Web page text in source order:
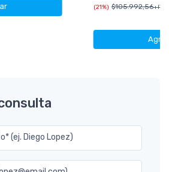
(21%) $105.992,56+IVA
(ej. Diego Lopez)